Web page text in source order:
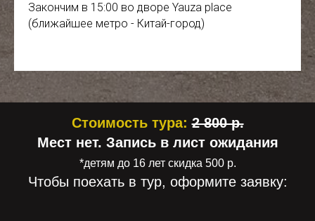
Закончим в 15:00 во дворе Yauza place
(ближайшее метро - Китай-город)
Стоимость тура: 2 800 р.
Мест нет. Запись в лист ожидания
*детям до 16 лет скидка 500 р.
Чтобы поехать в тур, оформите заявку: